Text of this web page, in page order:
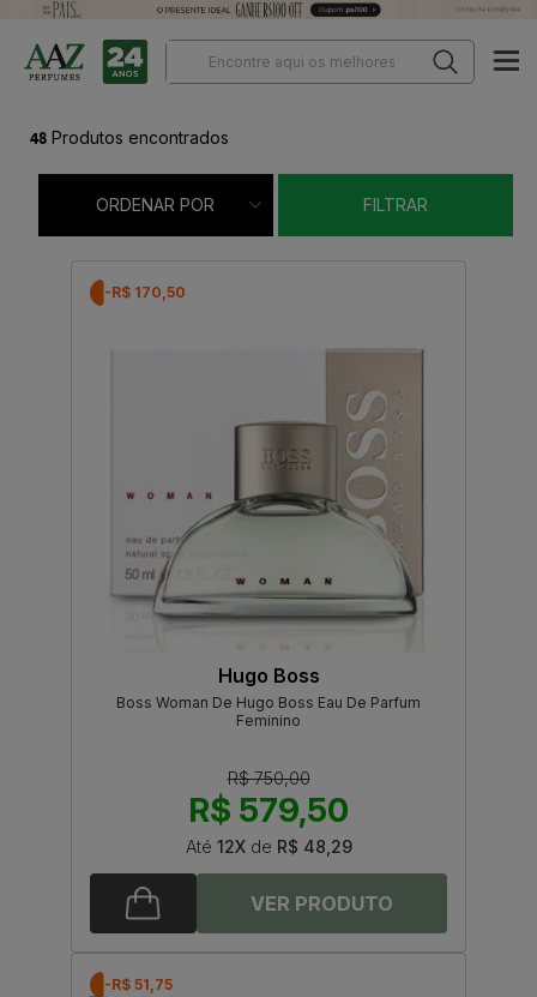
48 Produtos encontrados
ORDENAR POR FILTRAR
-R$ 170,50
Hugo Boss
Boss Woman De Hugo Boss Eau De Parfum
Feminino
R$ 750,00
R$ 579,50
Até 12Xde R$ 48,29
-R$ 51,75